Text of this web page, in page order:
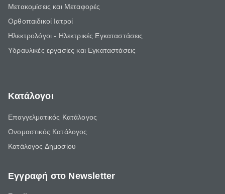
Μετακομίσεις και Μεταφορές
Ορθοπαιδικοί Ιατροί
Ηλεκτρολόγοι - Ηλεκτρικές Εγκαταστάσεις
Υδραυλικές εργασίες και Εγκαταστάσεις
Κατάλογοι
Επαγγελματικός Κατάλογος
Ονομαστικός Κατάλογος
Κατάλογος Δημοσίου
Εγγραφή στο Newsletter